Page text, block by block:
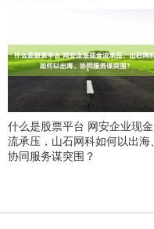
什么是股票平台 网安企业现金
流承压，山石网科如何以出海、
协同服务谋突围？